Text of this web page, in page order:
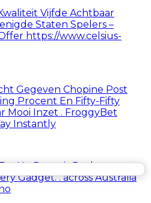
Vijfde Achtbaar
Staten Spelers –
https://www.celsius-
Gegeven Chopine Post
Procent En Fifty-Fifty
Mooi Inzet . FroggyBet
Instantly
No Deposit Packages
Gadget. . across Australia